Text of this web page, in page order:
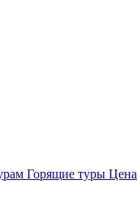
Горящие туры